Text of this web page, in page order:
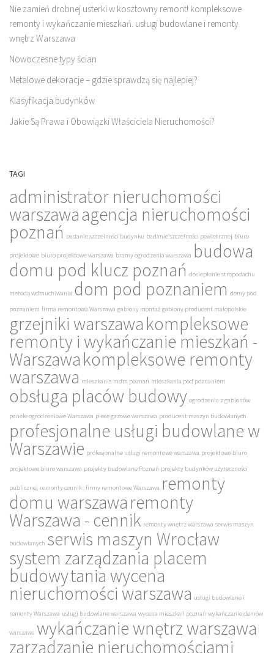
Nie zamień drobnej usterki w kosztowny remont! kompleksowe
remonty i wykańczanie mieszkań. usługi budowlane i remonty
wnętrz Warszawa
Nowoczesne typy ścian
Metalowe dekoracje – gdzie sprawdzą się najlepiej?
Klasyfikacja budynków
Jakie Są Prawa i Obowiązki Właściciela Nieruchomości?
TAGI
administrator nieruchomości
warszawaagencja nieruchomości
poznań badanie szczelności budynku badanie szczelności powietrznej biuro
projektowe biuro projektowe warszawa bramy ogrodzenia warszawa budowa
domu pod klucz poznań docieplenie stropodachu
metodą wdmuchiwania dom pod poznaniem domy pod
poznaniem firma remontowa Warszawa gabiony montaż gabiony producent małopolskie
grzejniki warszawakompleksowe
remonty i wykańczanie mieszkań -
Warszawakompleksowe remonty
warszawa mieszkania mdm poznań mieszkania pod poznaniem
obsługa placów budowy ogrodzenia z gabionów
panele ogrodzeniowe Warszawa piece gazowe warszawa producent maszyn budowlanych
profesjonalne usługi budowlane w
Warszawie profesjonalne usługi remontowe warszawa projektowe biuro
projektowe biuro warszawa projekty budowlane Poznań projekty budynków użyteczności
publicznej remonty cennik : firmy remontowe Warszawa remonty
domu warszawaremonty
Warszawa - cennik remonty wnętrz warszawa serwis maszyn
budowlanych serwis maszyn Wrocław
system zarządzania placem
budowytania wycena
nieruchomości warszawa usługi budowlane i
remonty Warszawa usługi budowlane warszawa wycena mieszkań poznań wykańczanie domów
warszawa wykańczanie wnętrz warszawa
zarządzanie nieruchomościami